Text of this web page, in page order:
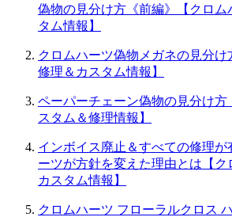
偽物の見分け方《前編》【クロム
タム情報】
クロムハーツ偽物メガネの見分
修理＆カスタム情報】
ペーパーチェーン偽物の見分け方
スタム＆修理情報】
インボイス廃止＆すべての修理が
ーツが方針を変えた理由とは【ク
カスタム情報】
クロムハーツ フローラルクロス